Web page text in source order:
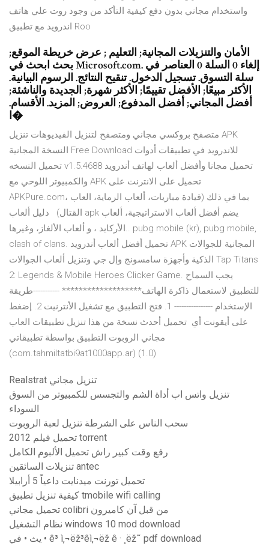
واستخدام مجاني بدون دفع كيفية التأكد من وجود روت علي هاتف
اندرويد مع تطبيق Roo
الأمان والتنزيلات المجانية; التعليم ; عرض خريطة الموقع;
بحث ابحث في Microsoft.com. إلغاء 0 السلة 0 العناصر في
سلة التسوق. تسجيل الدخول. تنقيح النتائج. الرسوم البيانية.
الأكثر مبيعًا; الأفضل تقييمًا; الأكثر شهرة; الجديدة والناشئة;
أفضل المجاني; أفضل المدفوع; العروض; المزيد. الأقسام.
ا�
متصفح بروكسي مجاني ومتصفح لتنزيل الفيديوهات تنزيل APK
النسخة المجانية Free Download للاندرويد في تطبيقات أدوات
تحميل النسخه v1.5.4688 تحميل مجانا وأفضل ألعاب لهاتف أندرويد
والكمبيوتر اللوحي مع APK تحميل على الانترنت على
APKPure.com، بما في ذلك (قيادة مباريات، ألعاب الرماية، العاب
القتال) دليل ألعاب apk يضم أفضل ألعاب الاستراتيجية، ألعاب
الأركايد ، و ألعاب الألغاز، وغيرها.. pubg mobile (kr), pubg mobile,
clash of clans. تحميل أفضل ألعاب أندرويد APK المجانية للجوالات
الذكية وأجهزة سامسونج وإل جي وتنزيل ألعاب الجوالات Tap Titans
2: Legends & Mobile Heroes Clicker Game. يجب السماح
للتطبيق لاستعمال ذاكرة الهاتف******************* -----------طريقة
الإستخدام ---------------- 1. فتح التطبيق مع تشغيل الأنترنيت 2. إضغط
على أيقونت أي تحميل أحدث نسخة من هذا تنزيل تطبيقات العاب
مجاني الروبوت التطبيق بواسطة تطبيقاتي
(com.tahmiltatbi9at1000app.ar) (1.0)
Realstrat تنزيل مجاني
تنزيل واتس اب أداة الشم والتجسس للكمبيوتر من السوق
السوداء
سحب الناس على الشرطة تنزيل لعبة الروبوت
2012 تحميل فيلم torrent
رفع وقت كبير راش تحميل الألبوم الكامل
تنزيلات السائقين antec
تحميل تورنت ميدنايت داعياً 5 أرابيلا
كيفية تنزيل تطبيق tmobile wifi calling
تحميل مجاني colibri من قبل آن كاميرون
نظام التشغيل windows 10 mod download
يث • في • ê³ ì‚¬ëž³êì‚¬ëž ê · ¸ëž˜ pdf download